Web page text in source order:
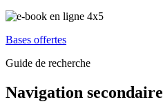
Bases offertes
Guide de recherche
Navigation secondaire